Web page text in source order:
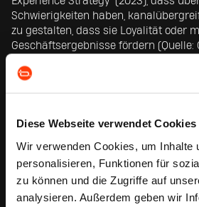
Diese Webseite verwendet Cookies
Wir verwenden Cookies, um Inhalte
personalisieren, Funktionen für
zu können und die Zugriffe auf
analysieren. Außerdem geben wir
Schwierigkeiten haben,
zu gestalten, dass sie Loyalität oder
Geschäftsergebnisse fördern (Quelle:
WARUM JOURNEY-